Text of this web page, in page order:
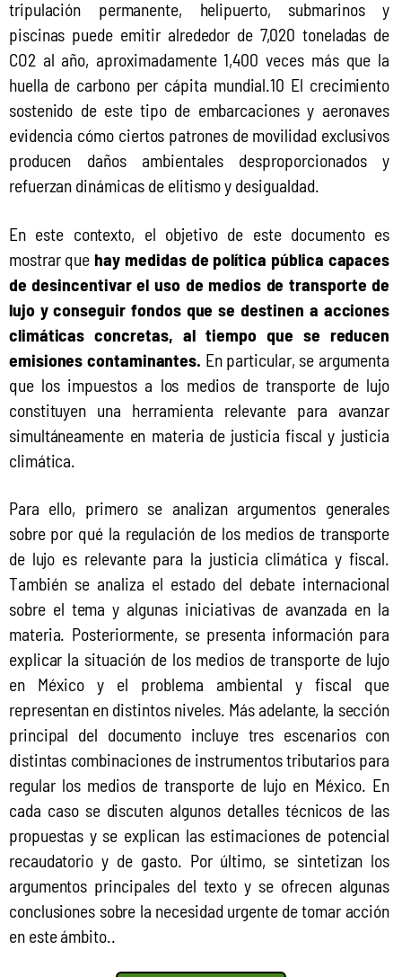
tripulación permanente, helipuerto, submarinos y
piscinas puede emitir alrededor de 7,020 toneladas de
CO2 al año, aproximadamente 1,400 veces más que la
huella de carbono per cápita mundial.10 El crecimiento
sostenido de este tipo de embarcaciones y aeronaves
evidencia cómo ciertos patrones de movilidad exclusivos
producen daños ambientales desproporcionados y
refuerzan dinámicas de elitismo y desigualdad.
En este contexto, el objetivo de este documento es
mostrar que hay medidas de política pública capaces
de desincentivar el uso de medios de transporte de
lujo y conseguir fondos que se destinen a acciones
climáticas concretas, al tiempo que se reducen
emisiones contaminantes. En particular, se argumenta
que los impuestos a los medios de transporte de lujo
constituyen una herramienta relevante para avanzar
simultáneamente en materia de justicia fiscal y justicia
climática.
Para ello, primero se analizan argumentos generales
sobre por qué la regulación de los medios de transporte
de lujo es relevante para la justicia climática y fiscal.
También se analiza el estado del debate internacional
sobre el tema y algunas iniciativas de avanzada en la
materia. Posteriormente, se presenta información para
explicar la situación de los medios de transporte de lujo
en México y el problema ambiental y fiscal que
representan en distintos niveles. Más adelante, la sección
principal del documento incluye tres escenarios con
distintas combinaciones de instrumentos tributarios para
regular los medios de transporte de lujo en México. En
cada caso se discuten algunos detalles técnicos de las
propuestas y se explican las estimaciones de potencial
recaudatorio y de gasto. Por último, se sintetizan los
argumentos principales del texto y se ofrecen algunas
conclusiones sobre la necesidad urgente de tomar acción
en este ámbito..